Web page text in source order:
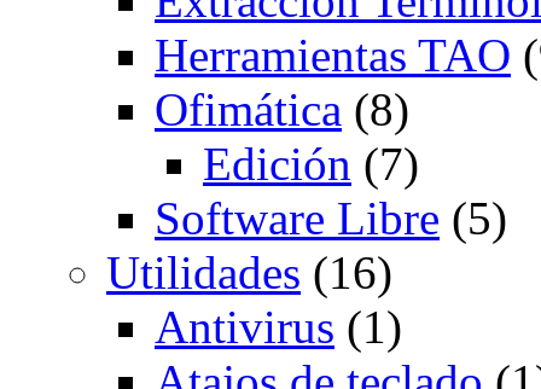
Herramientas TAO
Ofimática (8)
Edición (7)
Software Libre (5)
Utilidades (16)
Antivirus (1)